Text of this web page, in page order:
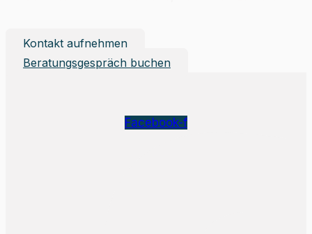
Kontakt aufnehmen
Beratungsgespräch buchen
Facebook-f